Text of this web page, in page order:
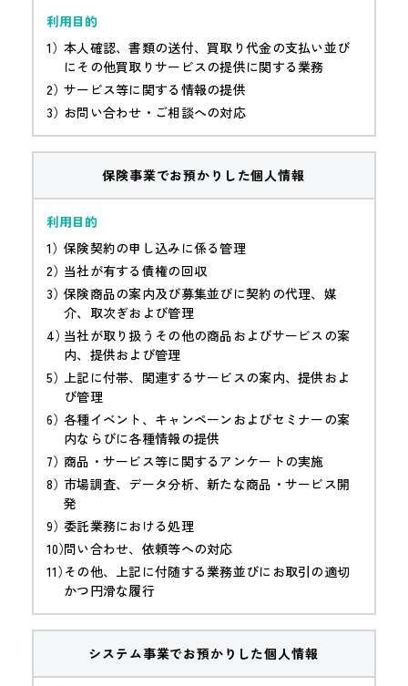
本人確認、書類の送付、買取り代金の支払い並び
にその他買取りサービスの提供に関する業務
サービス等に関する情報の提供
お問い合わせ・ご相談への対応
保険事業でお預かりした個人情報
保険契約の申し込みに係る管理
当社が有する債権の回収
保険商品の案内及び募集並びに契約の代理、媒
介、取次ぎおよび管理
当社が取り扱うその他の商品およびサービスの案
内、提供および管理
上記に付帯、関連するサービスの案内、提供およ
び管理
各種イベント、キャンペーンおよびセミナーの案
内ならびに各種情報の提供
商品・サービス等に関するアンケートの実施
市場調査、データ分析、新たな商品・サービス開
発
委託業務における処理
問い合わせ、依頼等への対応
その他、上記に付随する業務並びにお取引の適切
かつ円滑な履行
システム事業でお預かりした個人情報